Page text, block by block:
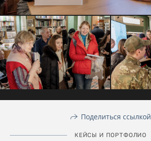
Поделиться ссылкой
КЕЙСЫ И ПОРТФОЛИО